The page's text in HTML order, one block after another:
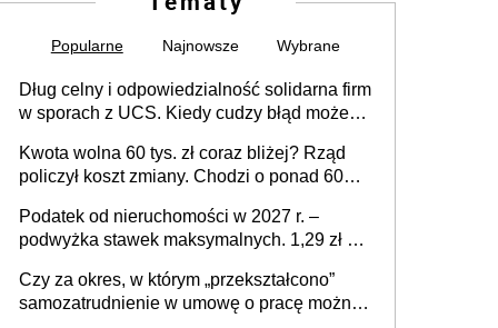
Popularne Najnowsze Wybrane
Dług celny i odpowiedzialność solidarna firm
w sporach z UCS. Kiedy cudzy błąd może
Kwota wolna 60 tys. zł coraz bliżej? Rząd
policzył koszt zmiany. Chodzi o ponad 60
Podatek od nieruchomości w 2027 r. –
podwyżka stawek maksymalnych. 1,29 zł za
budynków i lokali związanych z
prowadzeniem działalności gospodarczej
Czy za okres, w którym „przekształcono”
samozatrudnienie w umowę o pracę można